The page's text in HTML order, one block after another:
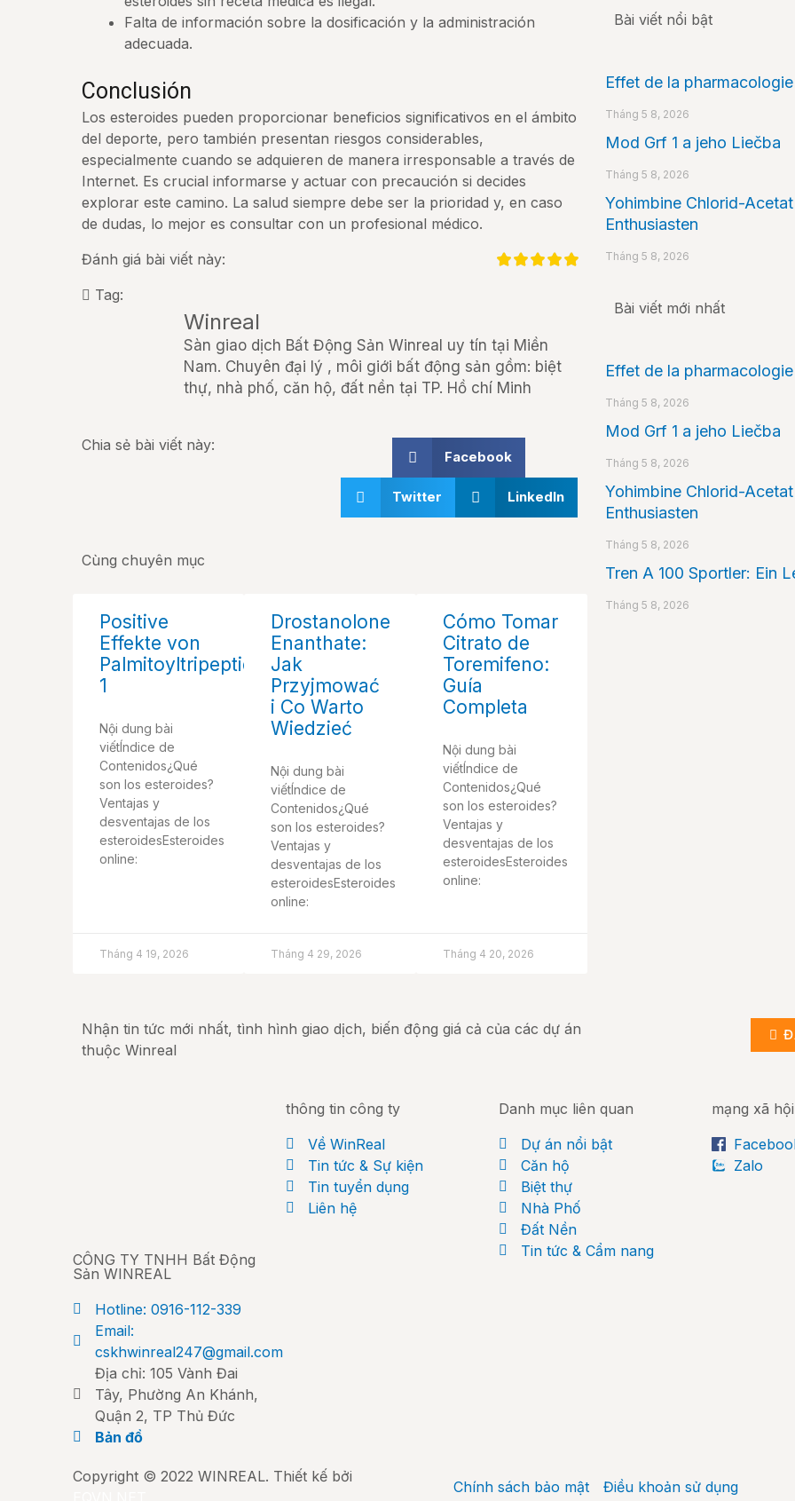
Falta de información sobre la dosificación y la administración
adecuada.
Conclusión
Los esteroides pueden proporcionar beneficios significativos en el ámbito
del deporte, pero también presentan riesgos considerables,
especialmente cuando se adquieren de manera irresponsable a través de
Internet. Es crucial informarse y actuar con precaución si decides
explorar este camino. La salud siempre debe ser la prioridad y, en caso
de dudas, lo mejor es consultar con un profesional médico.
Đánh giá bài viết này:
Tag:
Winreal
Sàn giao dịch Bất Động Sản Winreal uy tín tại Miền
Nam. Chuyên đại lý , môi giới bất động sản gồm: biệt
thự, nhà phố, căn hộ, đất nền tại TP. Hồ chí Minh
Chia sẻ bài viết này:
Facebook
Twitter LinkedIn
Cùng chuyên mục
Positive
Effekte von
Palmitoyltripeptid
1
Nội dung bài
viếtÍndice de
Contenidos¿Qué
son los esteroides?
Ventajas y
desventajas de los
esteroidesEsteroides
online:
Tháng 4 19, 2026
Drostanolone
Enanthate:
Jak
Przyjmować
i Co Warto
Wiedzieć
Nội dung bài
viếtÍndice de
Contenidos¿Qué
son los esteroides?
Ventajas y
desventajas de los
esteroidesEsteroides
online:
Tháng 4 29, 2026
Cómo Tomar
Citrato de
Toremifeno:
Guía
Completa
Nội dung bài
viếtÍndice de
Contenidos¿Qué
son los esteroides?
Ventajas y
desventajas de los
esteroidesEsteroides
online:
Tháng 4 20, 2026
Bài viết nổi bật
Effet de la
Tháng 5 8, 2026
Mod Grf 1 a jeho Liečba
Tháng 5 8, 2026
Yohimbine Chlorid-
Enthusiasten
Tháng 5 8, 2026
Bài viết mới nhất
Effet de la
Tháng 5 8, 2026
Mod Grf 1 a jeho Liečba
Tháng 5 8, 2026
Yohimbine Chlorid-
Enthusiasten
Tháng 5 8, 2026
Tren A 100 Sportler: Ein
Tháng 5 8, 2026
Nhận tin tức mới nhất, tình hình giao dịch, biến động giá cả của các dự án
thuộc Winreal
CÔNG TY TNHH Bất Động
Sản WINREAL
Hotline: 0916-112-339
Email:
cskhwinreal247@gmail.com
Địa chỉ: 105 Vành Đai
Tây, Phường An Khánh,
Quận 2, TP Thủ Đức
Bản đồ
thông tin công ty
Về WinReal
Tin tức & Sự kiện
Tin tuyển dụng
Liên hệ
Danh mục liên quan
Dự án nổi bật
Căn hộ
Biệt thự
Nhà Phố
Đất Nền
Tin tức & Cẩm nang
mạng xã
Zalo
Copyright © 2022 WINREAL. Thiết kế bởi
Chính sách bảo mật Điều khoản sử dụng